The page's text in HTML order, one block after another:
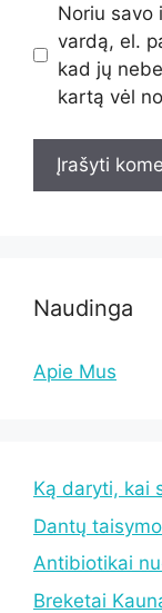
Noriu savo
vardą, el.
kad jų
kartą vėl
Naudinga
Apie Mus
Ką daryti, kai
Dantų
Antibiotikai
Breketai